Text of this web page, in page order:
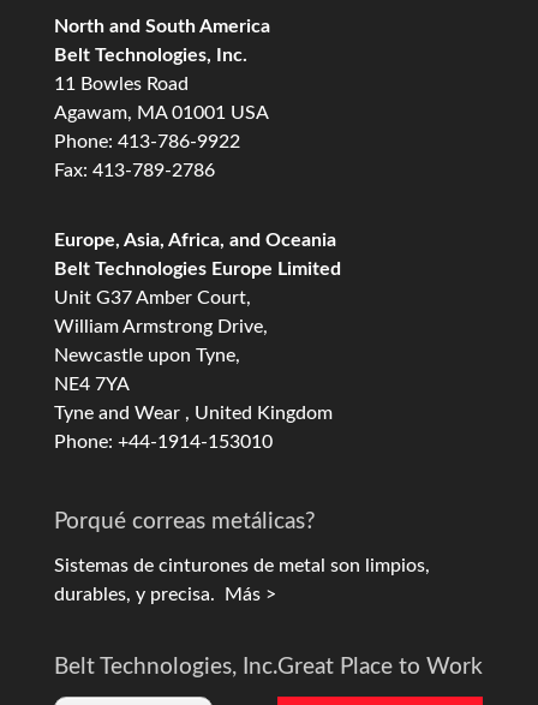
North and South America
Belt Technologies, Inc.
11 Bowles Road
Agawam, MA 01001 USA
Phone: 413-786-9922
Fax: 413-789-2786
Europe, Asia, Africa, and Oceania
Belt Technologies Europe Limited
Unit G37 Amber Court,
William Armstrong Drive,
Newcastle upon Tyne,
NE4 7YA
Tyne and Wear , United Kingdom
Phone: +44-1914-153010
Porqué correas metálicas?
Sistemas de cinturones de metal son limpios,
durables, y precisa. Más >
Belt Technologies, Inc.Great Place to Work